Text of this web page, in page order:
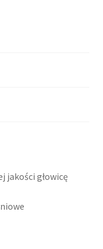
jakości głowicę